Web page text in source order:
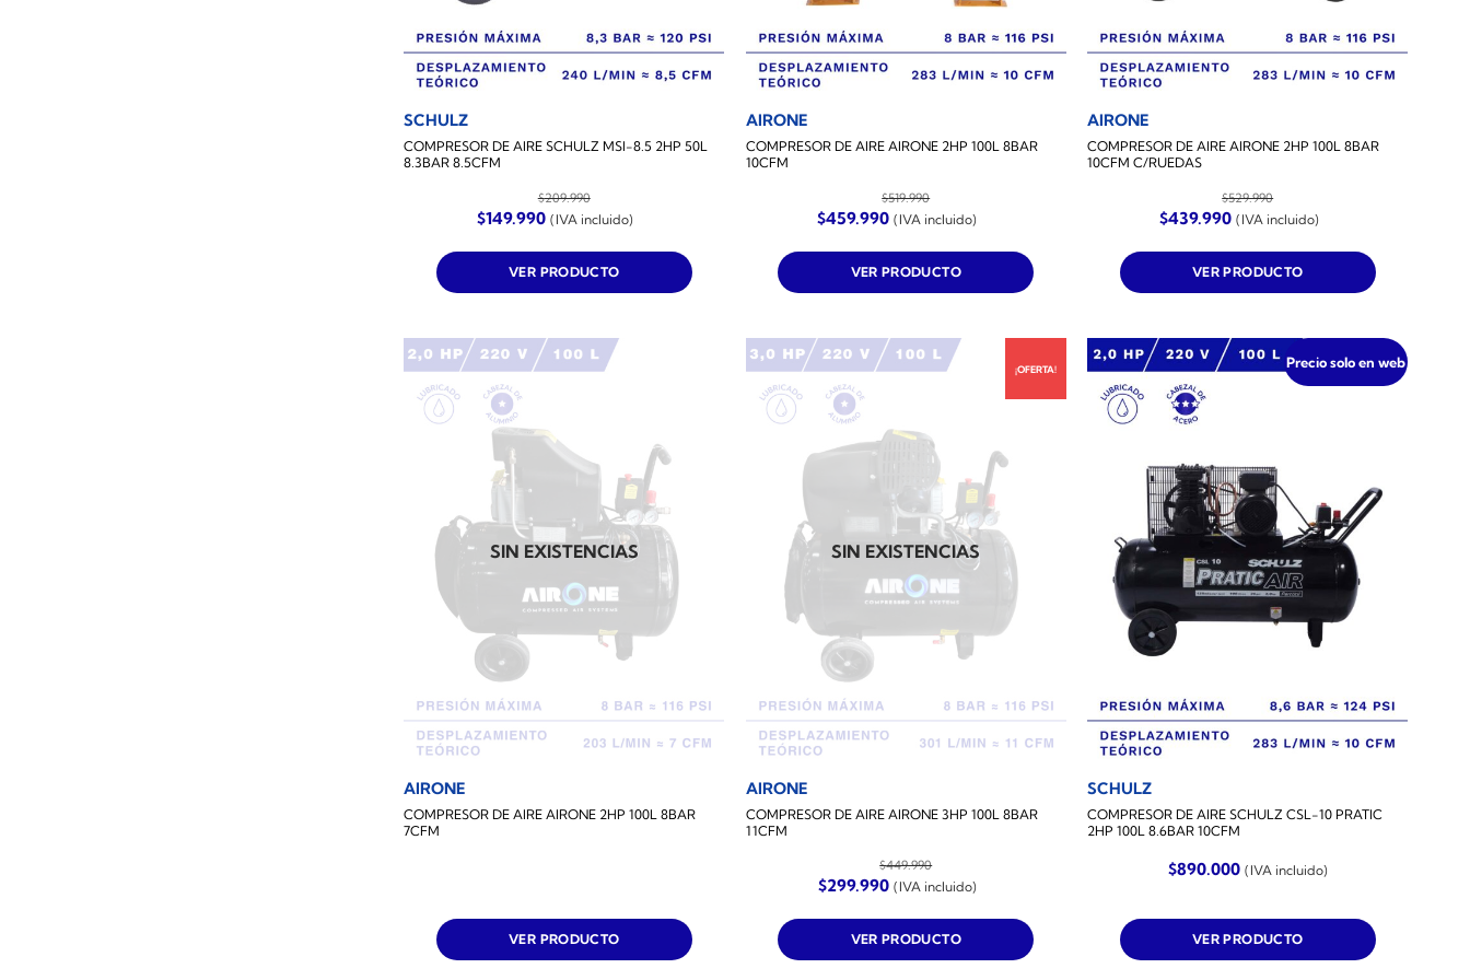
SCHULZ
COMPRESOR DE AIRE SCHULZ MSI-8.5 2HP 50L
8.3BAR 8.5CFM
$209.990
El
precio
$209.990.
$149.990El
precio
es:
$149.990.
(IVA incluido)
VER PRODUCTO
AIRONE
COMPRESOR DE AIRE AIRONE 2HP 100L 8BAR
10CFM
$519.990
El
precio
$519.990.
$459.990El
precio
es:
$459.990.
(IVA incluido)
VER PRODUCTO
AIRONE
COMPRESOR DE AIRE AIRONE 2HP 100L 8BAR
10CFM C/RUEDAS
$529.990
El
precio
$529.990.
$439.990El
precio
es:
$439.990.
(IVA incluido)
VER PRODUCTO
SIN EXISTENCIAS
AIRONE
COMPRESOR DE AIRE AIRONE 2HP 100L 8BAR
7CFM
VER PRODUCTO
¡OFERTA!
SIN EXISTENCIAS
AIRONE
COMPRESOR DE AIRE AIRONE 3HP 100L 8BAR
11CFM
$449.990
El
precio
original
$449.990.
$299.990El
precio
actual
es:
$299.990.
(IVA incluido)
VER PRODUCTO
Precio solo en web
SCHULZ
COMPRESOR DE AIRE SCHULZ CSL-10 PRATIC
2HP 100L 8.6BAR 10CFM
$890.000 (IVA incluido)
VER PRODUCTO